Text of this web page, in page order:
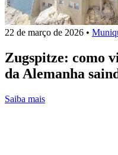
22 de março de 2026 •
Zugspitze: como
da Alemanha
Saiba mais